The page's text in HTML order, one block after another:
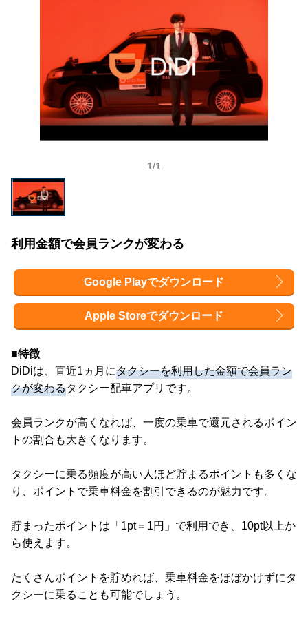
1/1
利用金額で会員ランクが変わる
Google Playでダウンロード
Apple Storeでダウンロード
■特徴
DiDiは、直近1ヵ月にタクシーを利用した金額で会員ラン
クが変わるタクシー配車アプリです。
会員ランクが高くなれば、一度の乗車で還元されるポイン
トの割合も大きくなります。
タクシーに乗る頻度が高い人ほど貯まるポイントも多くな
り、ポイントで乗車料金を割引できるのが魅力です。
貯まったポイントは「1pt＝1円」で利用でき、10pt以上か
ら使えます。
たくさんポイントを貯めれば、乗車料金をほぼかけずにタ
クシーに乗ることも可能でしょう。